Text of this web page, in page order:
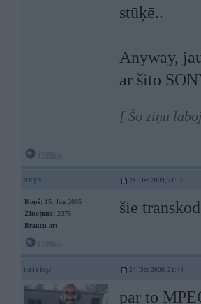
stūķē..
Anyway,
ar šito
[ Šo ziņu
oxys 24. Dec 2009, 21:37
Kopš: 15. Jun 2005
Ziņojumi: 2376
Braucu ar:
šie
raivisp 24. Dec 2009, 21:44
par to